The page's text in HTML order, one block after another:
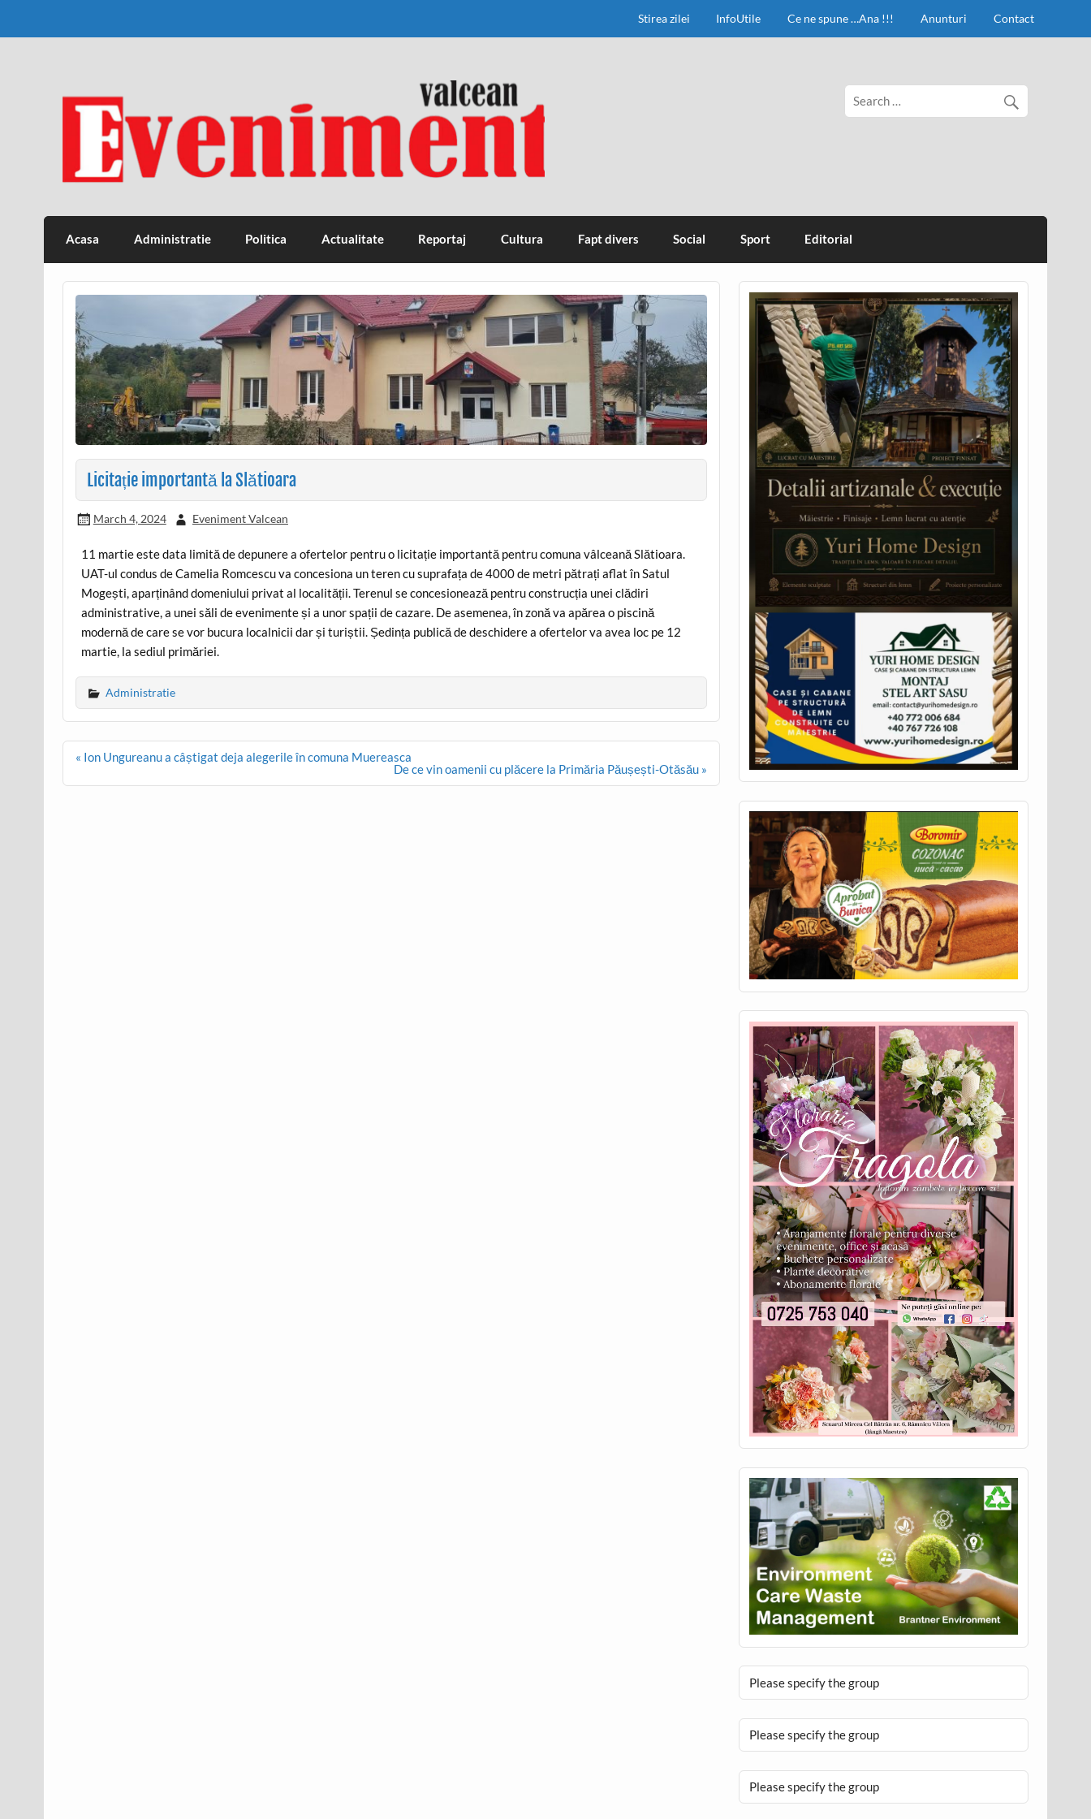
Stirea zilei InfoUtile Ce ne spune …Ana !!! Anunturi Contact
Eveniment Valcean
Acasa Administratie Politica Actualitate Reportaj Cultura Fapt divers Social Sport Editorial
Licitație importantă la Slătioara
March 4, 2024 Eveniment Valcean
11 martie este data limită de depunere a ofertelor pentru o licitație importantă pentru comuna vâlceană Slătioara.
UAT-ul condus de Camelia Romcescu va concesiona un teren cu suprafața de 4000 de metri pătrați aflat în Satul
Mogești, aparținând domeniului privat al localității. Terenul se concesionează pentru construcția unei clădiri
administrative, a unei săli de evenimente și a unor spații de cazare. De asemenea, în zonă va apărea o piscină
modernă de care se vor bucura localnicii dar și turiștii. Ședința publică de deschidere a ofertelor va avea loc pe 12
martie, la sediul primăriei.
Administratie
Post
navigation
« Ion Ungureanu a câștigat deja alegerile în comuna Muereasca
De ce vin oamenii cu plăcere la Primăria Păușești-Otăsău »
Please specify the group
Please specify the group
Please specify the group